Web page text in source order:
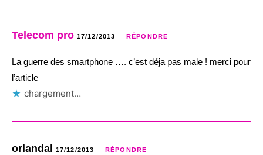
Telecom pro 17/12/2013 RÉPONDRE
La guerre des smartphone …. c’est déja pas male ! merci pour
l’article
chargement…
orlandal 17/12/2013 RÉPONDRE